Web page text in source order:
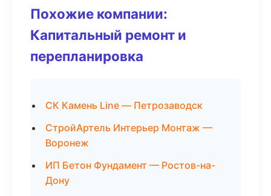
Похожие компании:
Капитальный ремонт и
перепланировка
СК Камень Line — Петрозаводск
СтройАртель Интерьер Монтаж —
Воронеж
ИП Бетон Фундамент — Ростов-на-
Дону